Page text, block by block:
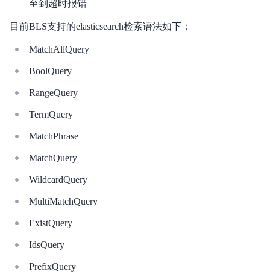
至到超时报错
目前BLS支持的elasticsearch检索语法如下：
MatchAllQuery
BoolQuery
RangeQuery
TermQuery
MatchPhrase
MatchQuery
WildcardQuery
MultiMatchQuery
ExistQuery
IdsQuery
PrefixQuery